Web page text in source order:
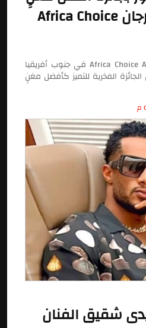
أفريقى فى مهرجان Africa Choice
أعلنت إدارة مهرجان Africa Choice Awards في جنوب أفريقيا
الفخرية للتميز كأفضل مغنٍ
شقيق الفنان